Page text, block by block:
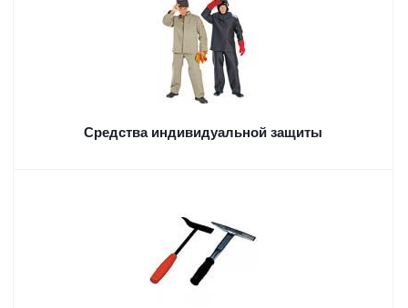
Средства индивидуальной защиты